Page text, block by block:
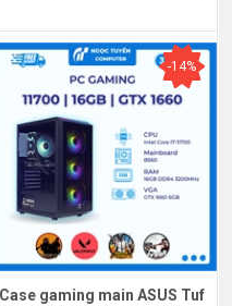
-14%
Case gaming main ASUS Tuf